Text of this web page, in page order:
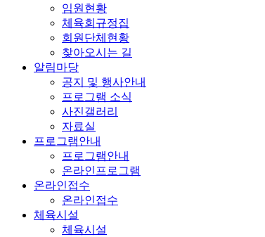
임원현황
체육회규정집
회원단체현황
찾아오시는 길
알림마당
공지 및 행사안내
프로그램 소식
사진갤러리
자료실
프로그램안내
프로그램안내
온라인프로그램
온라인접수
온라인접수
체육시설
체육시설